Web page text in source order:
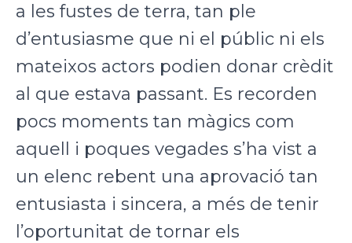
a les fustes de terra, tan ple
d’entusiasme que ni el públic ni els
mateixos actors podien donar crèdit
al que estava passant. Es recorden
pocs moments tan màgics com
aquell i poques vegades s’ha vist a
un elenc rebent una aprovació tan
entusiasta i sincera, a més de tenir
l’oportunitat de tornar els